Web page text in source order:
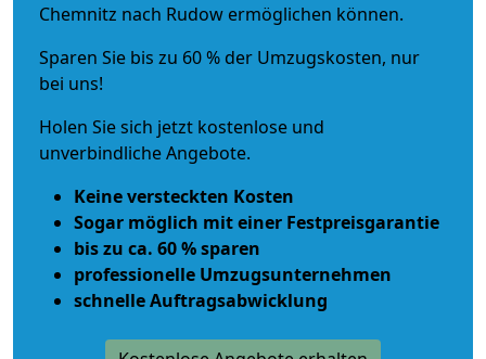
Chemnitz nach Rudow ermöglichen können.
Sparen Sie bis zu 60 % der Umzugskosten, nur
bei uns!
Holen Sie sich jetzt kostenlose und
unverbindliche Angebote.
Keine versteckten Kosten
Sogar möglich mit einer Festpreisgarantie
bis zu ca. 60 % sparen
professionelle Umzugsunternehmen
schnelle Auftragsabwicklung